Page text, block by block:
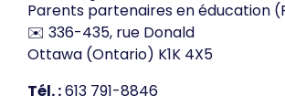
Parents partenaires en éducation
✉️ 336-435, rue Donald
Ottawa (Ontario) K1K 4X5
Tél. :613 791-8846